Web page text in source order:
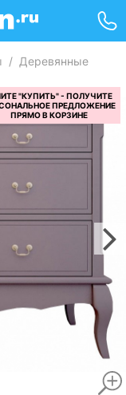
/ Деревянные